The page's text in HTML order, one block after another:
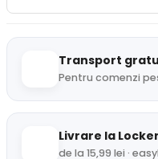
Transport
Pentru comenzi
Livrare la Locker
de la 15,99 lei ·